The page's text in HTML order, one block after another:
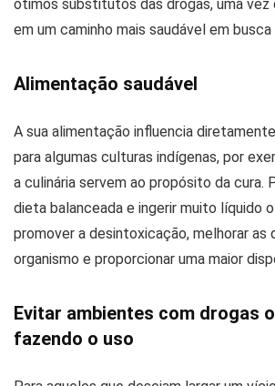
ótimos substitutos das drogas, uma vez
em um caminho mais saudável em
Alimentação saudável
A sua alimentação influencia
para algumas culturas indígenas, por
a culinária servem ao propósito da cura.
dieta balanceada e ingerir muito líquido o
promover a desintoxicação, melhorar as
organismo e proporcionar uma maior
Evitar ambientes com drogas
fazendo o uso